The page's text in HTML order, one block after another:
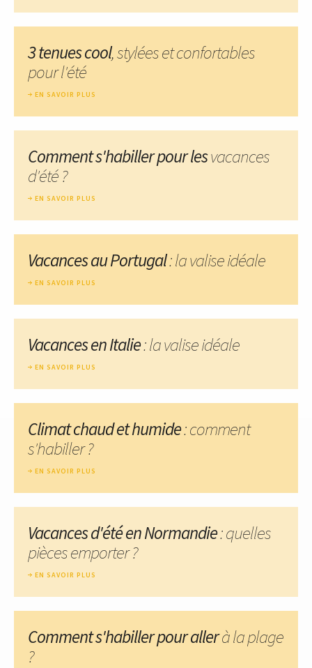
3 tenues cool, stylées et confortables
pour l'été
EN SAVOIR PLUS
Comment s'habiller pour lesvacances
d'été ?
EN SAVOIR PLUS
Vacances au Portugal: la valise idéale
EN SAVOIR PLUS
Vacances en Italie: la valise idéale
EN SAVOIR PLUS
Climat chaud et humide: comment
s'habiller ?
EN SAVOIR PLUS
Vacances d'été en Normandie: quelles
pièces emporter ?
EN SAVOIR PLUS
Comment s'habiller pour allerà la plage
?